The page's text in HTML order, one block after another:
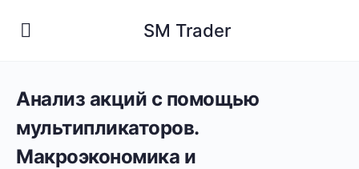
SM Trader
Анализ акций с помощью
мультипликаторов.
Макроэкономика и